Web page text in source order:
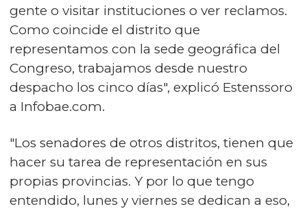
gente o visitar instituciones o ver reclamos.
Como coincide el distrito que
representamos con la sede geográfica del
Congreso, trabajamos desde nuestro
despacho los cinco días", explicó Estenssoro
a Infobae.com.
"Los senadores de otros distritos, tienen que
hacer su tarea de representación en sus
propias provincias. Y por lo que tengo
entendido, lunes y viernes se dedican a eso,